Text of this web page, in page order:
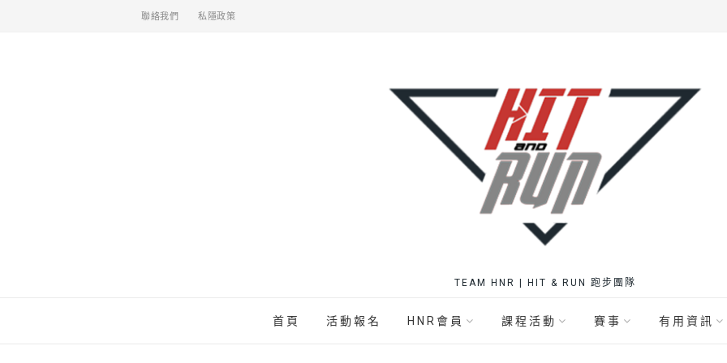
聯絡我們 私隱政策
TEAM HNR | HIT & RUN 跑步團隊
首頁 活動報名 HNR會員 課程活動 賽事 有用資訊